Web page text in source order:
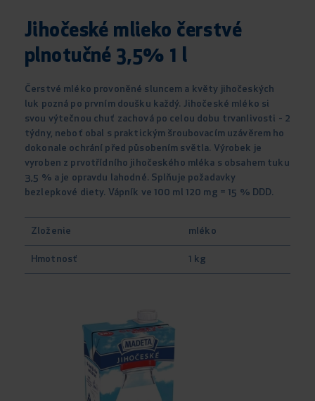
Jihočeské mlieko čerstvé
plnotučné 3,5% 1 l
Čerstvé mléko provoněné sluncem a květy jihočeských
luk pozná po prvním doušku každý. Jihočeské mléko si
svou výtečnou chuť zachová po celou dobu trvanlivosti - 2
týdny, neboť obal s praktickým šroubovacím uzávěrem ho
dokonale ochrání před působením světla. Výrobek je
vyroben z prvotřídního jihočeského mléka s obsahem tuku
3,5 % a je opravdu lahodné. Splňuje požadavky
bezlepkové diety. Vápník ve 100 ml 120 mg = 15 % DDD.
Zloženie mléko
Hmotnosť 1 kg